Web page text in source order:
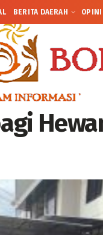
BERITA DAERAH